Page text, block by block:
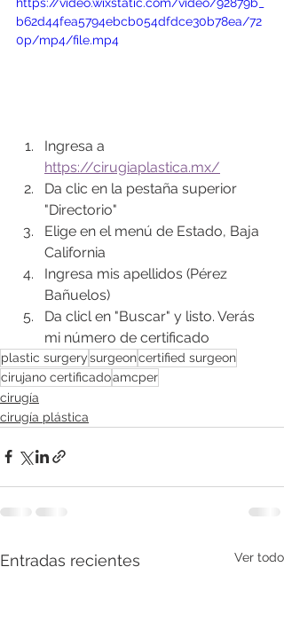
b62d44fea5794ebcb054dfdce30b78ea/72
0p/mp4/file.mp4
Ingresa a
https://cirugiaplastica.mx/
Da clic en la pestaña superior
"Directorio"
Elige en el menú de Estado, Baja
California
Ingresa mis apellidos (Pérez
Bañuelos)
Da clicl en "Buscar" y listo. Verás
mi número de certificado
plastic surgerysurgeoncertified surgeon
cirujano certificadoamcper
cirugía
cirugía plástica
Entradas recientes Ver todo